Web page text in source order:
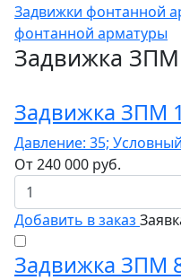
Задвижки фонтанной
фонтанной арматуры
Задвижка ЗПМ
Задвижка ЗПМ
Давление: 35;
От240 000 руб.
Добавить в заказ
Задвижка ЗПМ